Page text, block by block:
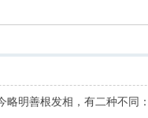
明善根发相，有二种不同：